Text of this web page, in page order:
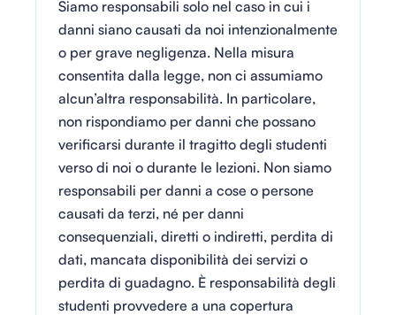
Siamo responsabili solo nel caso in cui i
danni siano causati da noi intenzionalmente
o per grave negligenza. Nella misura
consentita dalla legge, non ci assumiamo
alcun’altra responsabilità. In particolare,
non rispondiamo per danni che possano
verificarsi durante il tragitto degli studenti
verso di noi o durante le lezioni. Non siamo
responsabili per danni a cose o persone
causati da terzi, né per danni
consequenziali, diretti o indiretti, perdita di
dati, mancata disponibilità dei servizi o
perdita di guadagno. È responsabilità degli
studenti provvedere a una copertura